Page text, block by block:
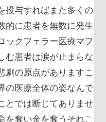
投与すればまた多くの
的に患者を無数に発生
ックフェラー医療マフ
む患者は涙が止まらな
劇の原点がありますこ
の医療全体の姿なんで
とでは断じてありませ
を奪い金を奪うそれこ